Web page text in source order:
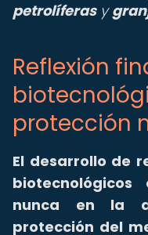
petrolíferasy
Reflexión
protección
El desarrollo de
nunca en la
protección del